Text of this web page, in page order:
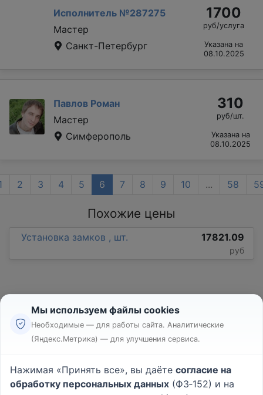
Исполнитель №287275
Мастер
Санкт-Петербург
1700
руб/услуга
Указана на
08.10.2025
Павлов Роман
Мастер
Симферополь
310
руб/шт.
Указана на
08.10.2025
2 3 4 5 6 7 8 9 10 ... 58
Похожие цены
Установка замков , шт. 17821.09
руб
Реклама
Пользовательское соглашение
Политика конфиденциальности
Мы используем файлы cookies
Необходимые — для работы сайта. Аналитические
(Яндекс.Метрика) — для улучшения сервиса.
Нажимая «Принять все», вы даёте согласие на
обработку персональных данных (ФЗ‑152) и на